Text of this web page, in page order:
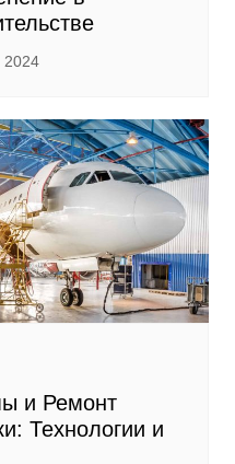
и Ремонт
Технологии и